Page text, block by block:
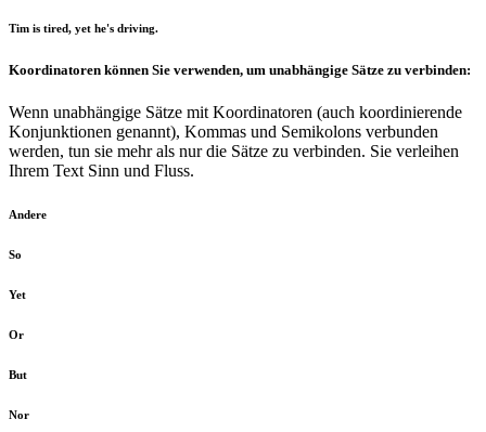
Tim is tired, yet he's driving.
Koordinatoren können Sie verwenden, um unabhängige Sätze zu verbinden:
Wenn unabhängige Sätze mit Koordinatoren (auch koordinierende
Konjunktionen genannt), Kommas und Semikolons verbunden
werden, tun sie mehr als nur die Sätze zu verbinden. Sie verleihen
Ihrem Text Sinn und Fluss.
Andere
So
Yet
Or
But
Nor